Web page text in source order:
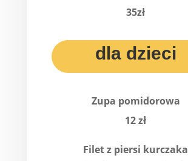
35zł
dla dzieci
Zupa pomidorowa
12 zł
Filet z piersi kurczaka